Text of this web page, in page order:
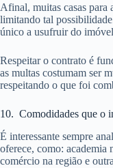
Afinal, muitas casas para
limitando tal
único a usufruir do
Respeitar o contrato é
as multas costumam ser
respeitando o que foi
10. Comodidades que o
É interessante sempre
oferece, como: academia
comércio na região e